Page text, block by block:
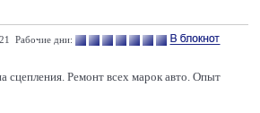
Рабочие дни:
сцепления. Ремонт всех марок авто. Опыт